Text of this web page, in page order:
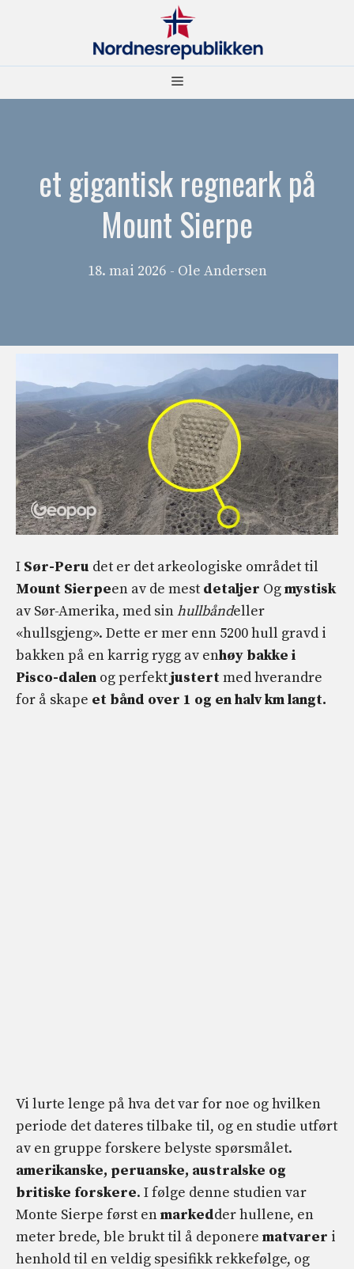
Meny
et gigantisk regneark på
Mount Sierpe
18. mai 2026 - Ole Andersen
I Sør-Peru det er det arkeologiske området til
Mount Sierpeen av de mest detaljer Ogmystisk
av Sør-Amerika, med sinhullbåndeller
«hullsgjeng». Dette er mer enn 5200 hull gravd i
bakken på en karrig rygg av enhøy bakke i
Pisco-dalen og perfektjustertmed hverandre
for å skape et bånd over 1 og en halv km langt.
Vi lurte lenge på hva det var for noe og hvilken
periode det dateres tilbake til, og en studie utført
av en gruppe forskere belyste spørsmålet.
amerikanske, peruanske, australske og
britiske forskere. I følge denne studien var
Monte Sierpe først enmarkedder hullene, en
meter brede, ble brukt til å deponere matvarer i
henhold til en veldig spesifikk rekkefølge, og